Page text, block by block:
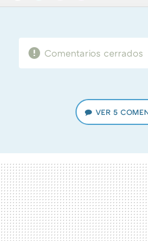
TWITTERFLIPBOARD
E-
WHATSAPP
Comentarios cerrados
VER 5